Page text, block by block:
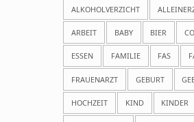
ALKOHOLVERZICHT
ARBEIT BABY BIER
ESSEN FAMILIE FAS
FRAUENARZT GEBURT
HOCHZEIT KIND KINDER